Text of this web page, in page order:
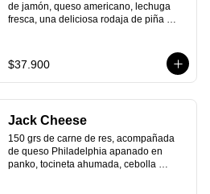
de jamón, queso americano, lechuga
fresca, una deliciosa rodaja de piña
artesanal. ¡Siente el paraíso en cada
bocado!
$37.900
Jack Cheese
150 grs de carne de res, acompañada
de queso Philadelphia apanado en
panko, tocineta ahumada, cebolla